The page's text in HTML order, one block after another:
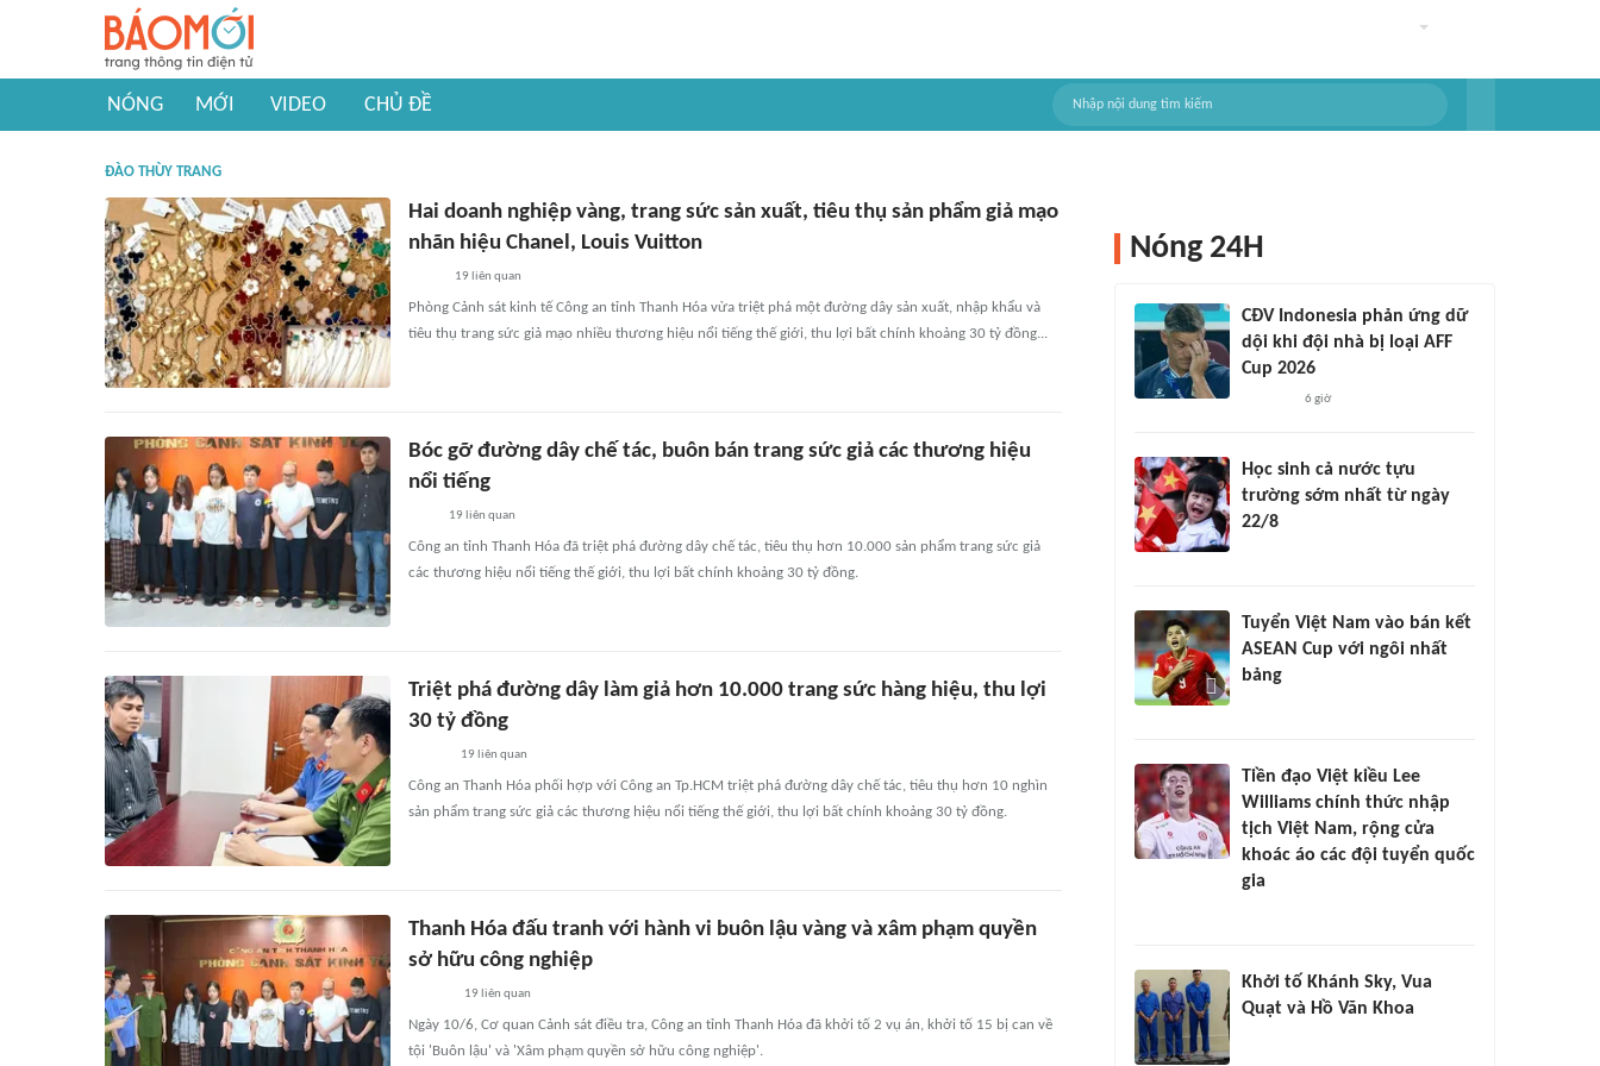
NÓNG MỚI VIDEO CHỦ ĐỀ
ĐÀO THÙY TRANG
Hai doanh nghiệp vàng, trang sức sản xuất, tiêu thụ sản phẩm giả mạo
nhãn hiệu Chanel, Louis Vuitton
19 liên quan
Phòng Cảnh sát kinh tế Công an tỉnh Thanh Hóa vừa triệt phá một đường dây sản xuất, nhập khẩu và
tiêu thụ trang sức giả mạo nhiều thương hiệu nổi tiếng thế giới, thu lợi bất chính khoảng 30 tỷ đồng...
Bóc gỡ đường dây chế tác, buôn bán trang sức giả các thương hiệu
nổi tiếng
19 liên quan
Công an tỉnh Thanh Hóa đã triệt phá đường dây chế tác, tiêu thụ hơn 10.000 sản phẩm trang sức giả
các thương hiệu nổi tiếng thế giới, thu lợi bất chính khoảng 30 tỷ đồng.
Triệt phá đường dây làm giả hơn 10.000 trang sức hàng hiệu, thu lợi
30 tỷ đồng
19 liên quan
Công an Thanh Hóa phối hợp với Công an Tp.HCM triệt phá đường dây chế tác, tiêu thụ hơn 10 nghìn
sản phẩm trang sức giả các thương hiệu nổi tiếng thế giới, thu lợi bất chính khoảng 30 tỷ đồng.
Thanh Hóa đấu tranh với hành vi buôn lậu vàng và xâm phạm quyền
sở hữu công nghiệp
19 liên quan
Ngày 10/6, Cơ quan Cảnh sát điều tra, Công an tỉnh Thanh Hóa đã khởi tố 2 vụ án, khởi tố 15 bị can về
tội 'Buôn lậu' và 'Xâm phạm quyền sở hữu công nghiệp'.
Nóng 24H
CĐV Indonesia phản ứng dữ
dội khi đội nhà bị loại AFF
Cup 2026
6 giờ
Học sinh cả nước tựu
trường sớm nhất từ ngày
22/8
Tuyển Việt Nam vào bán kết
ASEAN Cup với ngôi nhất
bảng
Tiền đạo Việt kiều Lee
Williams chính thức nhập
tịch Việt Nam, rộng cửa
khoác áo các đội tuyển quốc
gia
Khởi tố Khánh Sky, Vua
Quạt và Hồ Văn Khoa